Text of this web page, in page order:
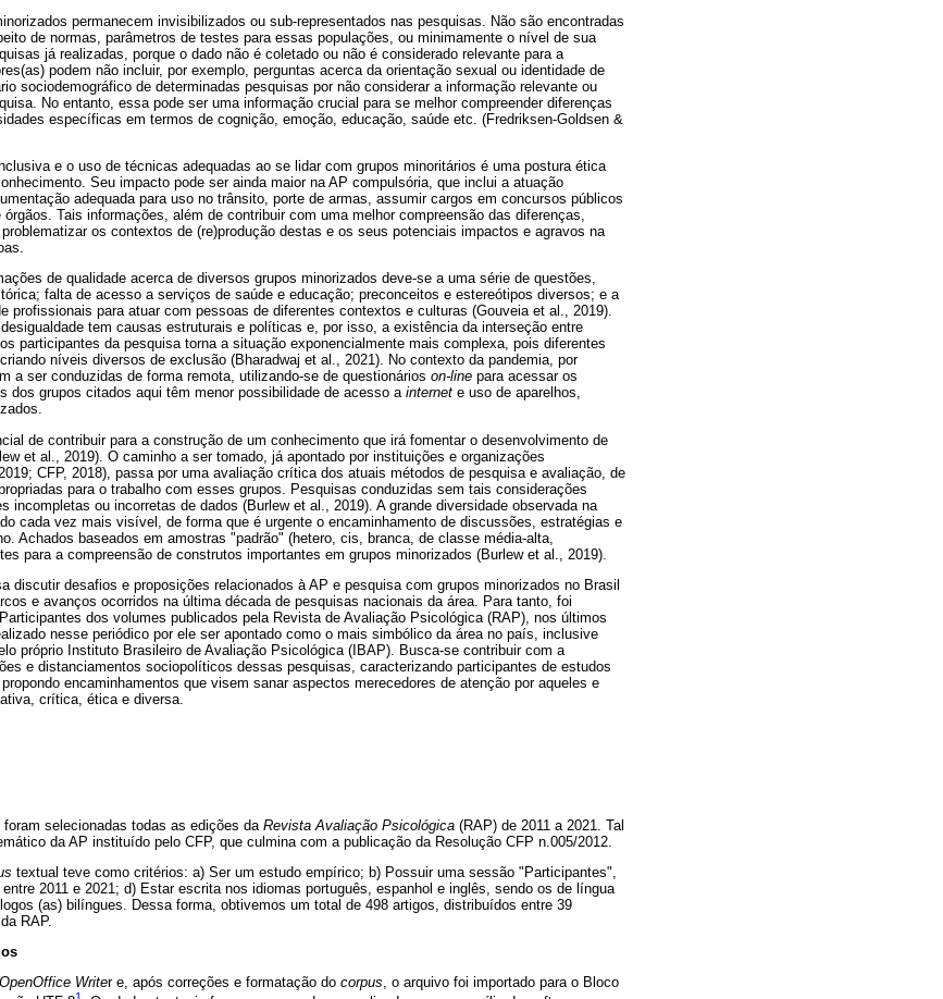
permanecem invisibilizados ou sub-representados nas pesquisas. Não são encontradas
de normas, parâmetros de testes para essas populações, ou minimamente o nível de sua
já realizadas, porque o dado não é coletado ou não é considerado relevante para a
podem não incluir, por exemplo, perguntas acerca da orientação sexual ou identidade de
sociodemográfico de determinadas pesquisas por não considerar a informação relevante ou
No entanto, essa pode ser uma informação crucial para se melhor compreender diferenças
específicas em termos de cognição, emoção, educação, saúde etc. (Fredriksen-Goldsen &
e o uso de técnicas adequadas ao se lidar com grupos minoritários é uma postura ética
Seu impacto pode ser ainda maior na AP compulsória, que inclui a atuação
adequada para uso no trânsito, porte de armas, assumir cargos em concursos públicos
Tais informações, além de contribuir com uma melhor compreensão das diferenças,
os contextos de (re)produção destas e os seus potenciais impactos e agravos na
de qualidade acerca de diversos grupos minorizados deve-se a uma série de questões,
falta de acesso a serviços de saúde e educação; preconceitos e estereótipos diversos; e a
profissionais para atuar com pessoas de diferentes contextos e culturas (Gouveia et al., 2019).
tem causas estruturais e políticas e, por isso, a existência da interseção entre
participantes da pesquisa torna a situação exponencialmente mais complexa, pois diferentes
níveis diversos de exclusão (Bharadwaj et al., 2021). No contexto da pandemia, por
a ser conduzidas de forma remota, utilizando-se de questionários on-line para acessar os
dos grupos citados aqui têm menor possibilidade de acesso ainternet e uso de aparelhos,
de contribuir para a construção de um conhecimento que irá fomentar o desenvolvimento de
et al., 2019). O caminho a ser tomado, já apontado por instituições e organizações
CFP, 2018), passa por uma avaliação crítica dos atuais métodos de pesquisa e avaliação, de
para o trabalho com esses grupos. Pesquisas conduzidas sem tais considerações
incompletas ou incorretas de dados (Burlew et al., 2019). A grande diversidade observada na
cada vez mais visível, de forma que é urgente o encaminhamento de discussões, estratégias e
Achados baseados em amostras "padrão" (hetero, cis, branca, de classe média-alta,
para a compreensão de construtos importantes em grupos minorizados (Burlew et al., 2019).
discutir desafios e proposições relacionados à AP e pesquisa com grupos minorizados no Brasil
e avanços ocorridos na última década de pesquisas nacionais da área. Para tanto, foi
dos volumes publicados pela Revista de Avaliação Psicológica (RAP), nos últimos
nesse periódico por ele ser apontado como o mais simbólico da área no país, inclusive
próprio Instituto Brasileiro de Avaliação Psicológica (IBAP). Busca-se contribuir com a
e distanciamentos sociopolíticos dessas pesquisas, caracterizando participantes de estudos
encaminhamentos que visem sanar aspectos merecedores de atenção por aqueles e
crítica, ética e diversa.
selecionadas todas as edições da Revista Avaliação Psicológica (RAP) de 2011 a 2021. Tal
da AP instituído pelo CFP, que culmina com a publicação da Resolução CFP n.005/2012.
textual teve como critérios: a) Ser um estudo empírico; b) Possuir uma sessão "Participantes",
2011 e 2021; d) Estar escrita nos idiomas português, espanhol e inglês, sendo os de língua
(as) bilíngues. Dessa forma, obtivemos um total de 498 artigos, distribuídos entre 39
RAP.
OpenOffice Writer e, após correções e formatação do corpus, o arquivo foi importado para o Bloco